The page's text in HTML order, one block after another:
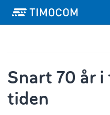
Snart 70 år
tiden